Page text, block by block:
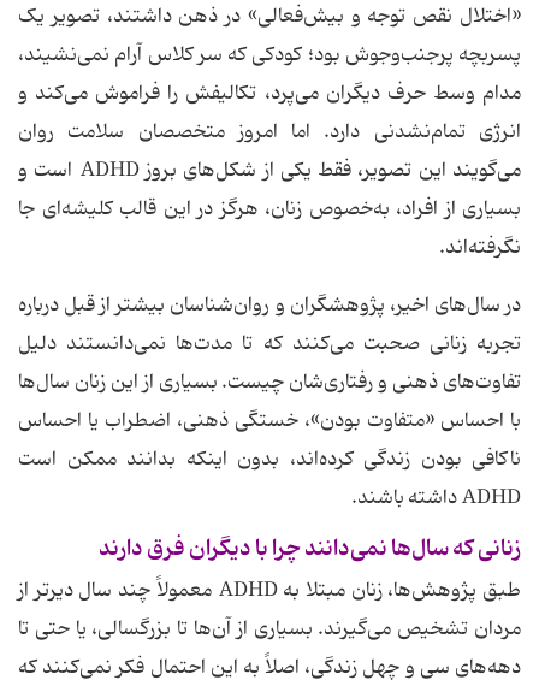
«اختلال نقص توجه و بیش‌فعالی» در ذهن داشتند، تصویر یک
پسربچه پرجنب‌وجوش بود؛ کودکی که سر کلاس آرام نمی‌نشیند،
مدام وسط حرف دیگران می‌پرد، تکالیفش را فراموش می‌کند و
انرژی تمام‌نشدنی دارد. اما امروز متخصصان سلامت روان
می‌گویند این تصویر، فقط یکی از شکل‌های بروز ADHD است و
بسیاری از افراد، به‌خصوص زنان، هرگز در این قالب کلیشه‌ای جا
نگرفته‌اند.
در سال‌های اخیر، پژوهشگران و روان‌شناسان بیشتر از قبل درباره
تجربه زنانی صحبت می‌کنند که تا مدت‌ها نمی‌دانستند دلیل
تفاوت‌های ذهنی و رفتاری‌شان چیست. بسیاری از این زنان سال‌ها
با احساس «متفاوت بودن»، خستگی ذهنی، اضطراب یا احساس
ناکافی بودن زندگی کرده‌اند، بدون اینکه بدانند ممکن است
ADHD داشته باشند.
زنانی که سال‌ها نمی‌دانند چرا با دیگران فرق دارند
طبق پژوهش‌ها، زنان مبتلا به ADHD معمولاً چند سال دیرتر از
مردان تشخیص می‌گیرند. بسیاری از آن‌ها تا بزرگسالی، یا حتی تا
دهه‌های سی و چهل زندگی، اصلاً به این احتمال فکر نمی‌کنند که